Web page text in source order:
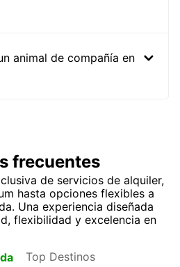
animal de compañía en
frecuentes
de servicios de alquiler,
hasta opciones flexibles a
Una experiencia diseñada
flexibilidad y excelencia en
Top Destinos